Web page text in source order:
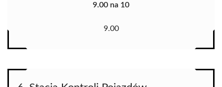
9.00 na 10
9.00